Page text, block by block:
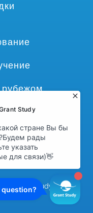
рубежом
grant-study.com